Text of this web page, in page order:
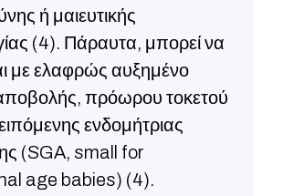
ή μαιευτικής
(4). Πάραυτα, μπορεί να
με ελαφρώς αυξημένο
πρόωρου τοκετού
ενδομήτριας
(SGA, small for
age babies) (4).